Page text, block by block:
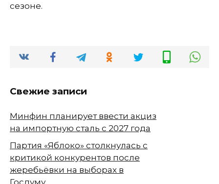
сезоне.
Свежие записи
Минфин планирует ввести акциз
на импортную сталь с 2027 года
Партия «Яблоко» столкнулась с
критикой конкурентов после
жеребьёвки на выборах в